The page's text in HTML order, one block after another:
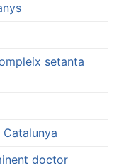
setanta
doctor